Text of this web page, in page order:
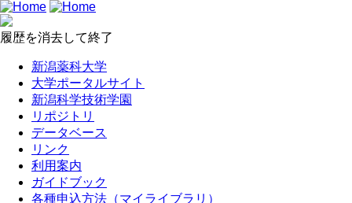
履歴を消去して終了
新潟薬科大学
大学ポータルサイト
新潟科学技術学園
リポジトリ
データベース
リンク
利用案内
ガイドブック
各種申込方法（マイライブラリ）